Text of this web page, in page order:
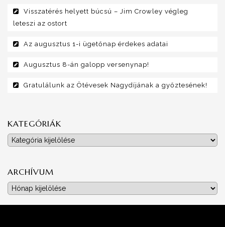
Visszatérés helyett búcsú – Jim Crowley végleg
leteszi az ostort
Az augusztus 1-i ügetőnap érdekes adatai
Augusztus 8-án galopp versenynap!
Gratulálunk az Ötévesek Nagydíjának a győztesének!
KATEGÓRIÁK
Kategóriák
ARCHÍVUM
Archívum